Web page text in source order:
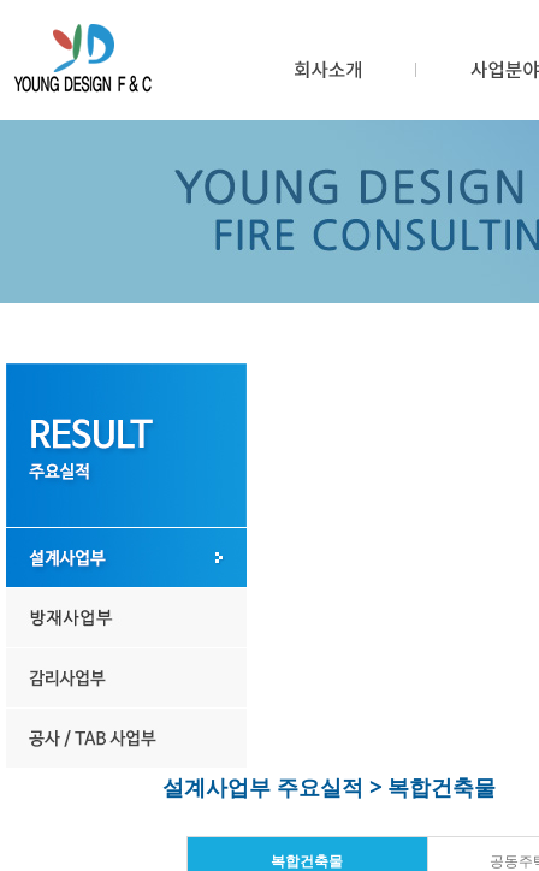
설계사업부 주요실적 > 복합건축물
복합건축물 공동주